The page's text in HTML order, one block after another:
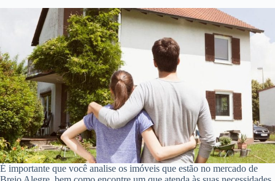
É importante que você analise os imóveis que estão no mercado de